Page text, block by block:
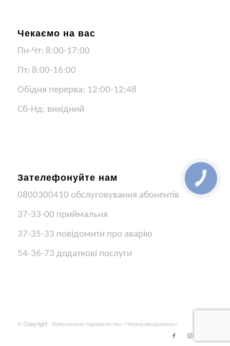
Чекаємо на вас
Пн-Чт: 8:00-17:00
Пт: 8:00-16:00
Обідня перерва: 12:00-12:48
Сб-Нд: вихідний
Зателефонуйте нам
0800300410 обслуговування абонентів
37-33-00 приймальня
37-35-33 повідомити про аварію
54-36-73 додаткові послуги
© Copyright - Комунальне підприємство «Черкасиводоканал»
КНОПКА
ЗВ'ЯЗКУ